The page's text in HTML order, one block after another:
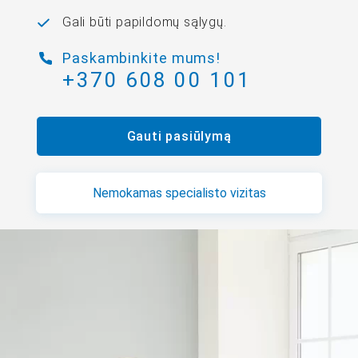
Gali būti papildomų sąlygų.
Paskambinkite mums!
+370 608 00 101
Gauti pasiūlymą
Nemokamas specialisto vizitas